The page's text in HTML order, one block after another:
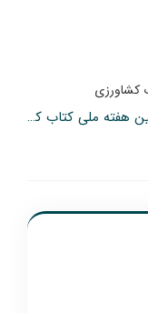
کشاورزی
افتتاح هفتمین هفته ملی کتاب کشاورزی و منابع طبیعی با مشارکت نماینده پژوهشکده